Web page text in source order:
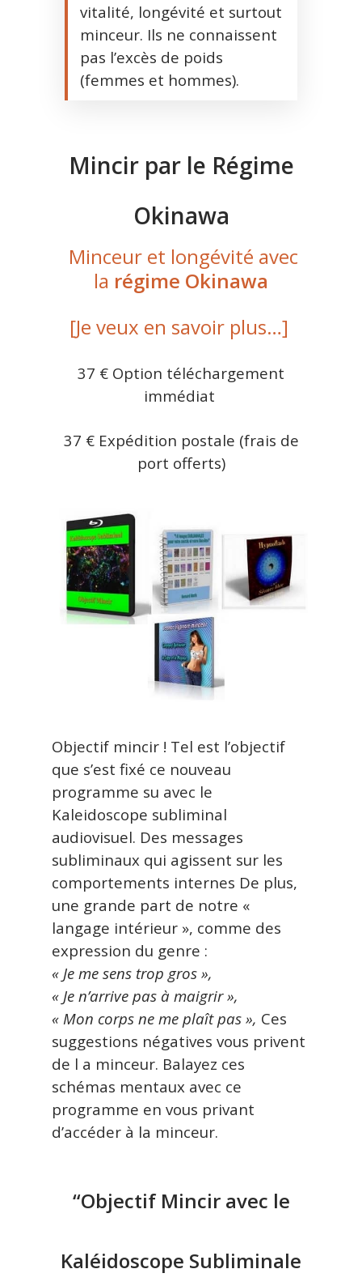
vitalité, longévité et surtout
minceur. Ils ne connaissent
pas l’excès de poids
(femmes et hommes).
Mincir par le Régime
Okinawa
Minceur et longévité avec
la régime Okinawa
[Je veux en savoir plus…]
37 € Option téléchargement
immédiat
37 € Expédition postale (frais de
port offerts)
Objectif mincir ! Tel est l’objectif
que s’est fixé ce nouveau
programme su avec le
Kaleidoscope subliminal
audiovisuel. Des messages
subliminaux qui agissent sur les
comportements internes De plus,
une grande part de notre «
langage intérieur », comme des
expression du genre :
« Je me sens trop gros »,
« Je n’arrive pas à maigrir »,
« Mon corps ne me plaît pas », Ces
suggestions négatives vous privent
de l a minceur. Balayez ces
schémas mentaux avec ce
programme en vous privant
d’accéder à la minceur.
“Objectif Mincir avec le
Kaléidoscope Subliminale